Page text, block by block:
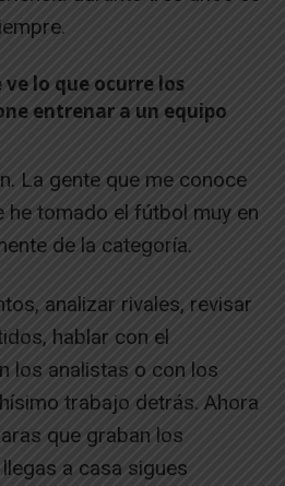
ve lo que ocurre los
entrenar a un equipo
La gente que me conoce
he tomado el fútbol muy en
de la categoría.
analizar rivales, revisar
hablar con el
los analistas o con los
trabajo detrás. Ahora
que graban los
a casa sigues